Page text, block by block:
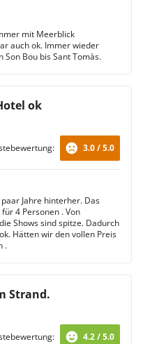
mit Meerblick
auch ok. Immer wieder
Son Bou bis Sant Tomàs.
ok
3.0 / 5.0
Jahre hinterher. Das
4 Personen . Von
Shows sind spitze. Dadurch
Hätten wir den vollen Preis
.
Strand.
4.2 / 5.0